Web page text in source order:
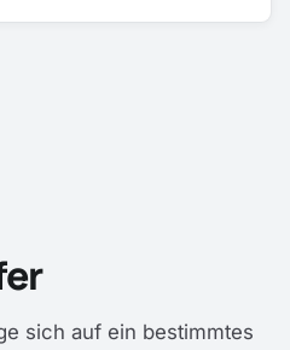
sich auf ein bestimmtes